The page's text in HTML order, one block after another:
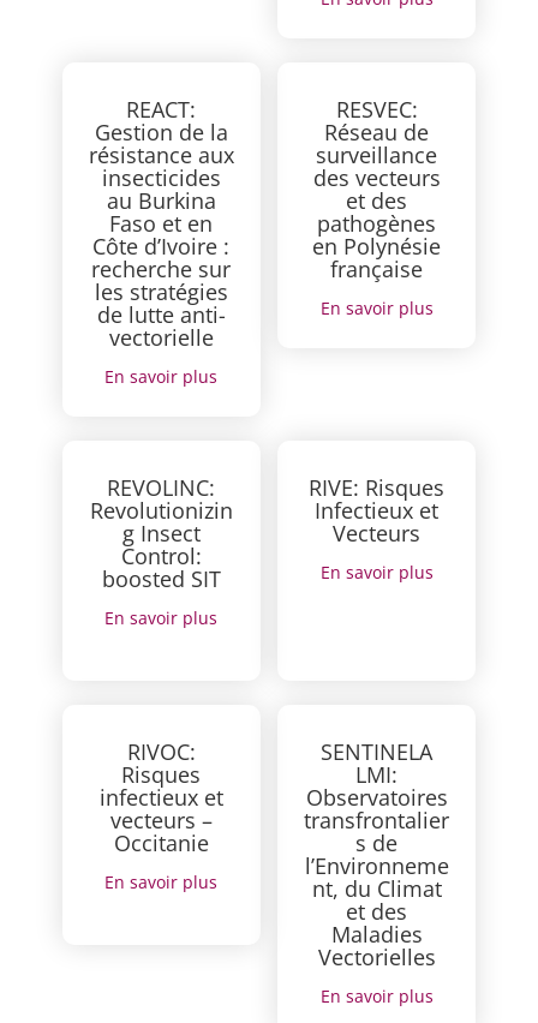
REACT:
Gestion de la
résistance aux
insecticides
au Burkina
Faso et en
Côte d’Ivoire :
recherche sur
les stratégies
de lutte anti-
vectorielle
En savoir plus
RESVEC:
Réseau de
surveillance
des vecteurs
et des
pathogènes
en Polynésie
française
En savoir plus
REVOLINC:
Revolutionizin
g Insect
Control:
boosted SIT
En savoir plus
RIVE: Risques
Infectieux et
Vecteurs
En savoir plus
RIVOC:
Risques
infectieux et
vecteurs –
Occitanie
En savoir plus
SENTINELA
LMI:
Observatoires
transfrontalier
s de
l’Environneme
nt, du Climat
et des
Maladies
Vectorielles
En savoir plus